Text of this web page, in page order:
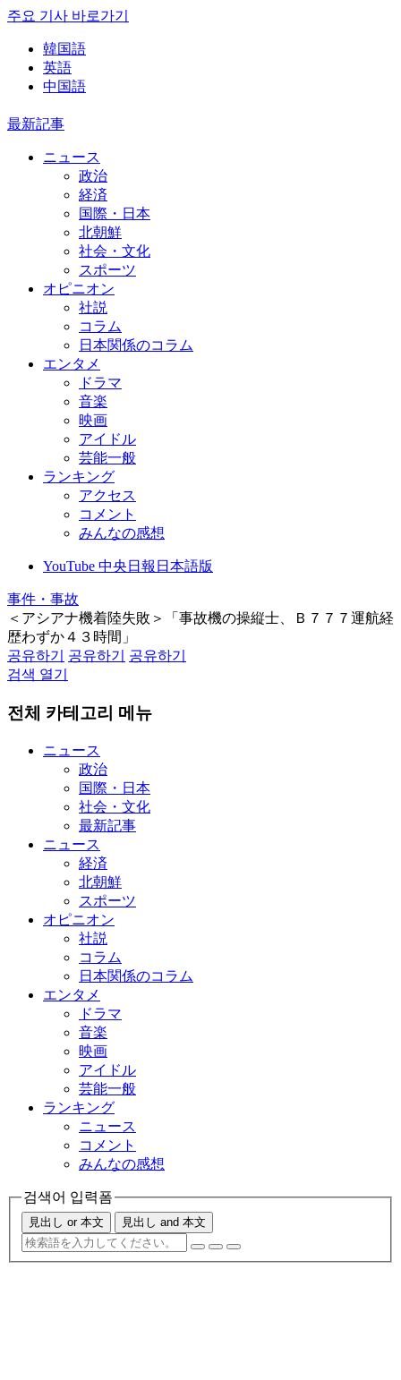
주요 기사 바로가기
韓国語
英語
中国語
最新記事
ニュース
政治
経済
国際・日本
北朝鮮
社会・文化
スポーツ
オピニオン
社説
コラム
日本関係のコラム
エンタメ
ドラマ
音楽
映画
アイドル
芸能一般
ランキング
アクセス
コメント
みんなの感想
YouTube 中央日報日本語版
事件・事故
＜アシアナ機着陸失敗＞「事故機の操縦士、Ｂ７７７運航経
歴わずか４３時間」
공유하기
공유하기
공유하기
검색 열기
전체 카테고리 메뉴
ニュース
政治
国際・日本
社会・文化
最新記事
ニュース
経済
北朝鮮
スポーツ
オピニオン
社説
コラム
日本関係のコラム
エンタメ
ドラマ
音楽
映画
アイドル
芸能一般
ランキング
ニュース
コメント
みんなの感想
검색어 입력폼
見出し or 本文 見出し and 本文